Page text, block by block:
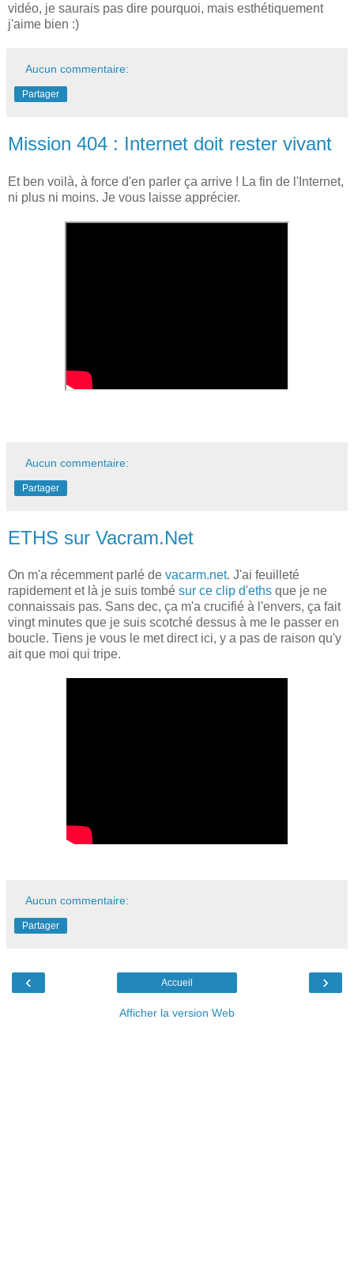
vidéo, je saurais pas dire pourquoi, mais esthétiquement
j'aime bien :)
Aucun commentaire:
Partager
Mission 404 : Internet doit rester vivant
Et ben voilà, à force d'en parler ça arrive ! La fin de l'Internet,
ni plus ni moins. Je vous laisse apprécier.
Aucun commentaire:
Partager
ETHS sur Vacram.Net
On m'a récemment parlé de vacarm.net. J'ai feuilleté
rapidement et là je suis tombé sur ce clip d'eths que je ne
connaissais pas. Sans dec, ça m'a crucifié à l'envers, ça fait
vingt minutes que je suis scotché dessus à me le passer en
boucle. Tiens je vous le met direct ici, y a pas de raison qu'y
ait que moi qui tripe.
Aucun commentaire:
Partager
‹ ›
Accueil
Afficher la version Web